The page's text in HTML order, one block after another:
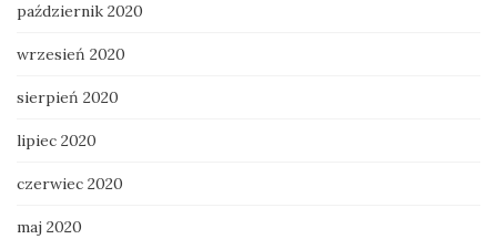
październik 2020
wrzesień 2020
sierpień 2020
lipiec 2020
czerwiec 2020
maj 2020